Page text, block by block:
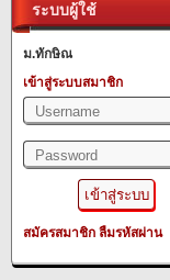
ระบบผู้ใช้
ม.ทักษิณ
เข้าสู่ระบบสมาชิก
สมัครสมาชิก ลืมรหัสผ่าน